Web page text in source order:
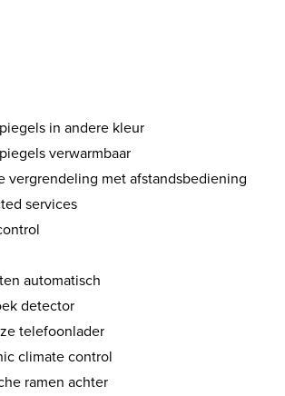
in andere kleur
verwarmbaar
vergrendeling met afstandsbediening
services
automatisch
detector
telefoonlader
climate control
ramen achter